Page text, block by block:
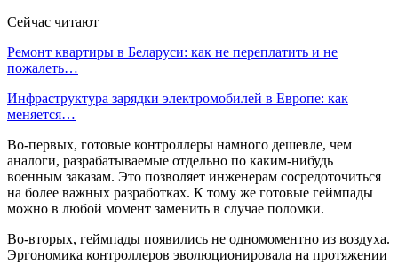
Сейчас читают
Ремонт квартиры в Беларуси: как не переплатить и не
пожалеть…
Инфраструктура зарядки электромобилей в Европе: как
меняется…
Во-первых, готовые контроллеры намного дешевле, чем
аналоги, разрабатываемые отдельно по каким-нибудь
военным заказам. Это позволяет инженерам сосредоточиться
на более важных разработках. К тому же готовые геймпады
можно в любой момент заменить в случае поломки.
Во-вторых, геймпады появились не одномоментно из воздуха.
Эргономика контроллеров эволюционировала на протяжении